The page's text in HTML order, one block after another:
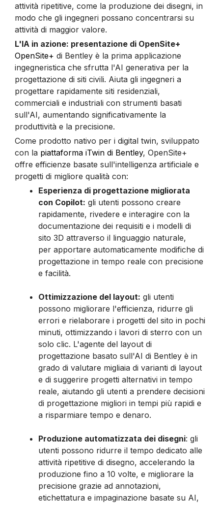
attività ripetitive, come la produzione dei disegni, in
modo che gli ingegneri possano concentrarsi su
attività di maggior valore.
L'IA in azione: presentazione di OpenSite+
OpenSite+ di Bentley è la prima applicazione
ingegneristica che sfrutta l'AI generativa per la
progettazione di siti civili. Aiuta gli ingegneri a
progettare rapidamente siti residenziali,
commerciali e industriali con strumenti basati
sull'AI, aumentando significativamente la
produttività e la precisione.
Come prodotto nativo per i digital twin, sviluppato
con la piattaforma iTwin di Bentley, OpenSite+
offre efficienze basate sull'intelligenza artificiale e
progetti di migliore qualità con:
Esperienza di progettazione migliorata
con Copilot: gli utenti possono creare
rapidamente, rivedere e interagire con la
documentazione dei requisiti e i modelli di
sito 3D attraverso il linguaggio naturale,
per apportare automaticamente modifiche di
progettazione in tempo reale con precisione
e facilità.
Ottimizzazione del layout: gli utenti
possono migliorare l'efficienza, ridurre gli
errori e rielaborare i progetti del sito in pochi
minuti, ottimizzando i lavori di sterro con un
solo clic. L'agente del layout di
progettazione basato sull'AI di Bentley è in
grado di valutare migliaia di varianti di layout
e di suggerire progetti alternativi in tempo
reale, aiutando gli utenti a prendere decisioni
di progettazione migliori in tempi più rapidi e
a risparmiare tempo e denaro.
Produzione automatizzata dei disegni: gli
utenti possono ridurre il tempo dedicato alle
attività ripetitive di disegno, accelerando la
produzione fino a 10 volte, e migliorare la
precisione grazie ad annotazioni,
etichettatura e impaginazione basate su AI,